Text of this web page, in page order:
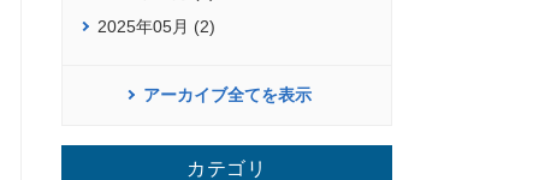
2025年05月 (2)
アーカイブ全てを表示
カテゴリ